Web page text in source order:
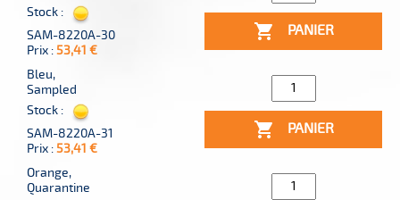
Stock :
SAM-8220A-30
Prix :53,41 €
 PANIER
Bleu,
Sampled
Stock :
SAM-8220A-31
Prix :53,41 €
 PANIER
Orange,
Quarantine